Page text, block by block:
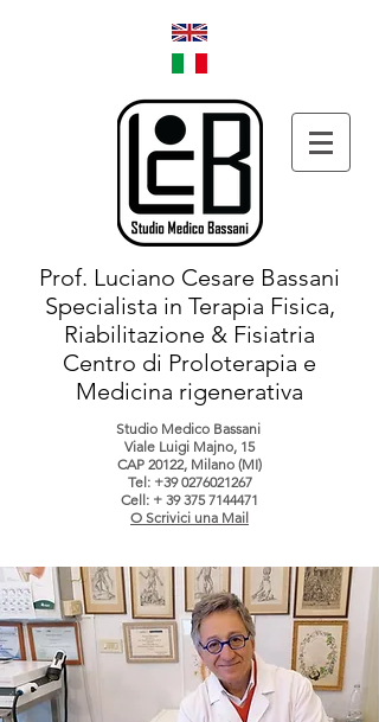
Prof. Luciano Cesare Bassani
Specialista in Terapia Fisica,
Riabilitazione & Fisiatria
Centro di Proloterapia e
Medicina rigenerativa
Studio Medico Bassani
Viale Luigi Majno, 15
CAP 20122, Milano (MI)
Tel: +39 0276021267
Cell: + 39 375 7144471
O Scrivici una Mail